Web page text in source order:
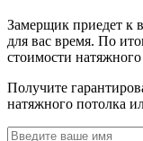
Замерщик приедет к
для вас время. По
стоимости
Получите
натяжного потолка